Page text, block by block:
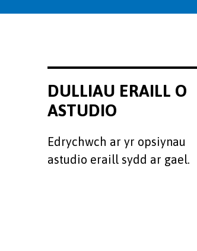
DULLIAU ERAILL O
ASTUDIO
Edrychwch ar yr opsiynau
astudio eraill sydd ar gael.